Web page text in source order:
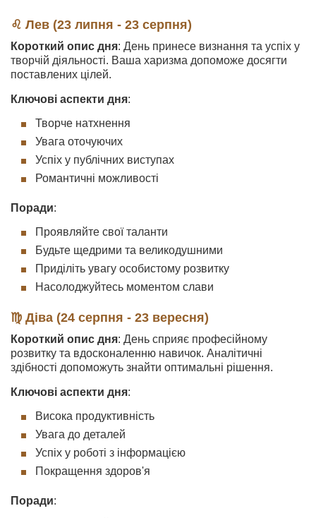
♌ Лев (23 липня - 23 серпня)
Короткий опис дня: День принесе визнання та успіх у
творчій діяльності. Ваша харизма допоможе досягти
поставлених цілей.
Ключові аспекти дня:
Творче натхнення
Увага оточуючих
Успіх у публічних виступах
Романтичні можливості
Поради:
Проявляйте свої таланти
Будьте щедрими та великодушними
Приділіть увагу особистому розвитку
Насолоджуйтесь моментом слави
♍ Діва (24 серпня - 23 вересня)
Короткий опис дня: День сприяє професійному
розвитку та вдосконаленню навичок. Аналітичні
здібності допоможуть знайти оптимальні рішення.
Ключові аспекти дня:
Висока продуктивність
Увага до деталей
Успіх у роботі з інформацією
Покращення здоров'я
Поради: